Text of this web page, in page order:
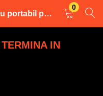
Pulverizator de bideu portabil pentru toaleta, inox, gri
0
INREGISTRARE
pentru a va autentifica.
IN